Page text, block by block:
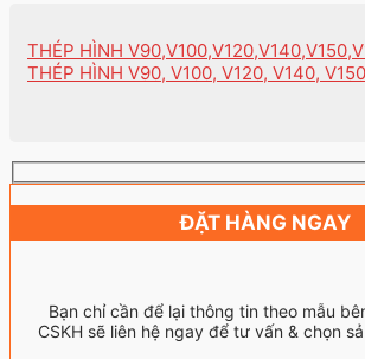
THÉP HÌNH
THÉP HÌNH V90, V100, V120, V140,
ĐẶT HÀNG NGAY
Bạn chỉ cần để lại thông tin theo mẫu
CSKH sẽ liên hệ ngay để tư vấn & chọn